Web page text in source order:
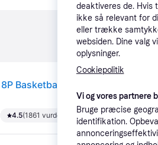
4.5(1861 vurderinger)
deaktiveres de. Hvis
ikke så relevant for
eller trække
websiden. Dine valg
oplysninger.
Cookiepolitik
Vi og vores partnere
Bruge præcise
identifikation.